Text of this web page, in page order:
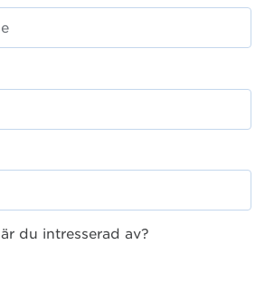
du intresserad av?